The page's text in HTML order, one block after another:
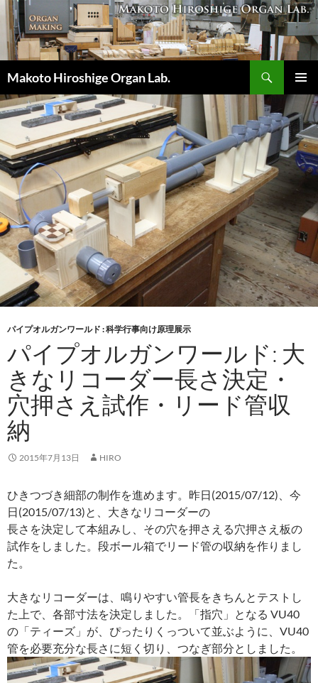
コ
ン
テ
ン
ツ
へ
ス
ッ
プ
Makoto Hiroshige Organ Lab.
索
メインメ
ニュー
パイプオルガンワールド : 科学行事向け原理展示
パイプオルガンワールド: 大
きなリコーダー長さ決定・
穴押さえ試作・リード管収
納
2015年7月13日 HIRO
ひきつづき細部の制作を進めます。昨日(2015/07/12)、今
日(2015/07/13)と、大きなリコーダーの
長さを決定して本組みし、その穴を押さえる穴押さえ板の
試作をしました。段ボール箱でリード管の収納を作りまし
た。
大きなリコーダーは、鳴りやすい管長をきちんとテストし
た上で、各部寸法を決定しました。「指穴」となる VU40
の「ティーズ」が、ぴったりくっついて並ぶように、VU40
管を必要充分な長さに短く切り、つなぎ部分としました。